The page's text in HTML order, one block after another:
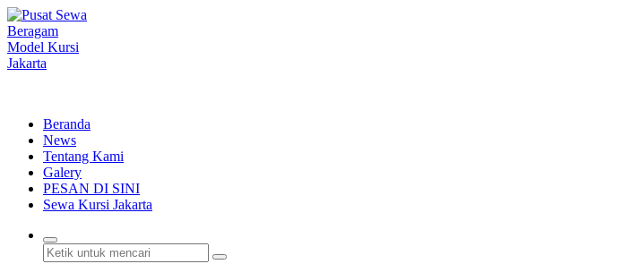
Lewati
ke
konten
Beranda
News
Tentang Kami
Galery
PESAN DI SINI
Sewa Kursi Jakarta